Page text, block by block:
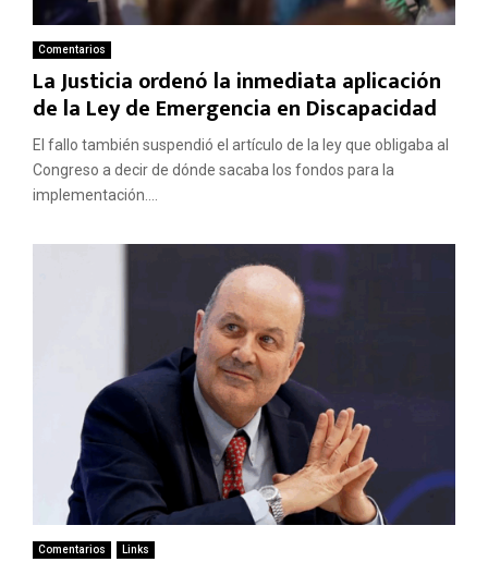
Comentarios
La Justicia ordenó la inmediata aplicación
de la Ley de Emergencia en Discapacidad
El fallo también suspendió el artículo de la ley que obligaba al
Congreso a decir de dónde sacaba los fondos para la
implementación....
Comentarios Links